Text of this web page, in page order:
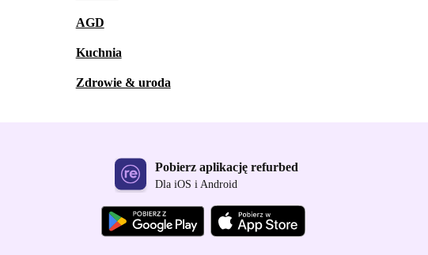
AGD
Kuchnia
Zdrowie & uroda
Pobierz aplikację refurbed
Dla iOS i Android